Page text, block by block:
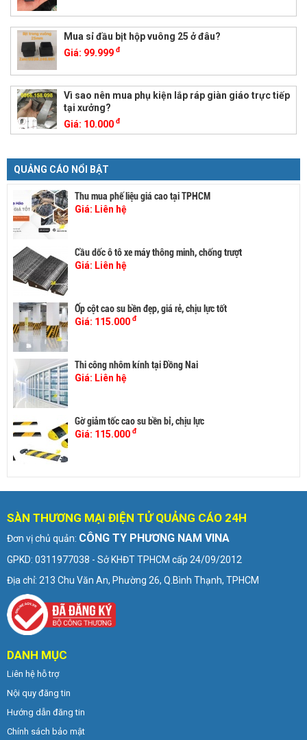
Mua sỉ đầu bịt hộp vuông 25 ở đâu?
Giá: 99.999 đ
Vì sao nên mua phụ kiện lắp ráp giàn giáo trực tiếp
tại xưởng?
Giá: 10.000 đ
QUẢNG CÁO NỔI BẬT
Thu mua phế liệu giá cao tại TPHCM
Giá: Liên hệ
Cầu dốc ô tô xe máy thông minh, chống trượt
Giá: Liên hệ
Ốp cột cao su bền đẹp, giá rẻ, chịu lực tốt
Giá: 115.000 đ
Thi công nhôm kính tại Đồng Nai
Giá: Liên hệ
Gờ giảm tốc cao su bền bỉ, chịu lực
Giá: 115.000 đ
SÀN THƯƠNG MẠI ĐIỆN TỬ QUẢNG CÁO 24H
Đơn vị chủ quản: CÔNG TY PHƯƠNG NAM VINA
GPKD: 0311977038 - Sở KHĐT TPHCM cấp 24/09/2012
Địa chỉ: 213 Chu Văn An, Phường 26, Q.Bình Thạnh, TPHCM
DANH MỤC
Liên hệ hỗ trợ
Nội quy đăng tin
Hướng dẫn đăng tin
Chính sách bảo mật